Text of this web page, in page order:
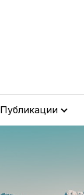
Публикации